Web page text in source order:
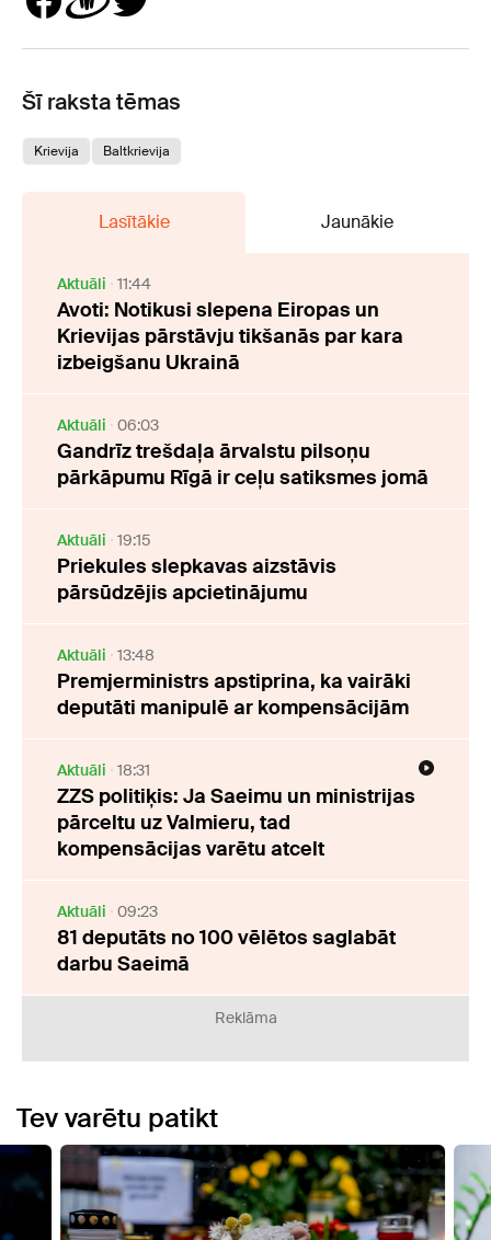
Šī raksta tēmas
Krievija Baltkrievija
Lasītākie Jaunākie
Aktuāli 11:44
Avoti: Notikusi slepena Eiropas un
Krievijas pārstāvju tikšanās par kara
izbeigšanu Ukrainā
Aktuāli 06:03
Gandrīz trešdaļa ārvalstu pilsoņu
pārkāpumu Rīgā ir ceļu satiksmes jomā
Aktuāli 19:15
Priekules slepkavas aizstāvis
pārsūdzējis apcietinājumu
Aktuāli 13:48
Premjerministrs apstiprina, ka vairāki
deputāti manipulē ar kompensācijām
Aktuāli 18:31
ZZS politiķis: Ja Saeimu un ministrijas
pārceltu uz Valmieru, tad
kompensācijas varētu atcelt
Aktuāli 09:23
81 deputāts no 100 vēlētos saglabāt
darbu Saeimā
Reklāma
Tev varētu patikt